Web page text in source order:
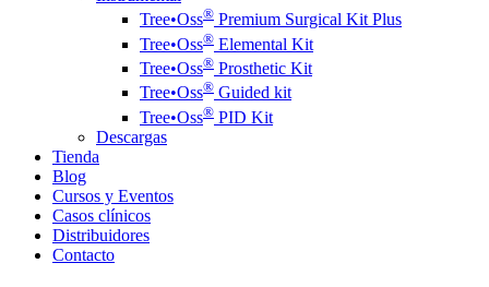
Tree•Oss®️ Premium Surgical Kit Plus
Tree•Oss®️ Elemental Kit
Tree•Oss®️ Prosthetic Kit
Tree•Oss®️ Guided kit
Tree•Oss®️ PID Kit
Descargas
Tienda
Blog
Cursos y Eventos
Casos clínicos
Distribuidores
Contacto